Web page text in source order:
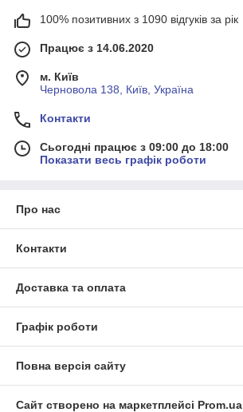
100% позитивних з 1090 відгуків за рік
Працює з 14.06.2020
м. Київ
Черновола 138, Київ, Україна
Контакти
Сьогодні працює з 09:00 до 18:00
Показати весь графік роботи
Про нас
Контакти
Доставка та оплата
Графік роботи
Повна версія сайту
Сайт створено на маркетплейсі Prom.ua